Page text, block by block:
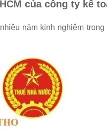
của công ty kế
năm kinh nghiệm